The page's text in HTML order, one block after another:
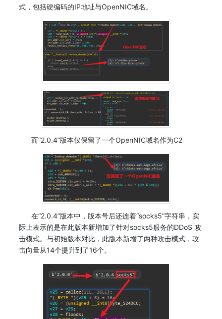
式，包括硬编码的IP地址与OpenNIC域名。
而“2.0.4”版本仅保留了一个OpenNIC域名作为C2
在“2.0.4”版本中，版本号后还连着“socks5”字符串，实
际上表示的是在此版本新增加了针对socks5服务的DDoS 攻
击模式。与初始版本对比，此版本新增了两种攻击模式，攻
击向量从14个提升到了16个。